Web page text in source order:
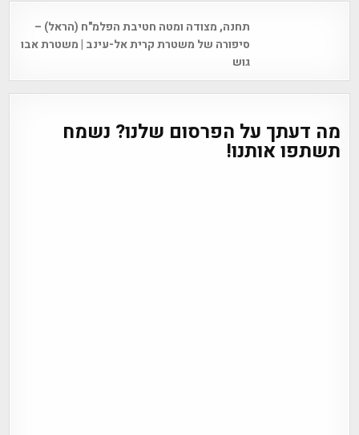
navigationתחנה, מצודה ומטה חטיבת הפלמ"ח (הראל) –
סיפורה של משטרת קרית אל-עינב | משטרת אבו
גוש
מה דעתך על הפרסום שלנו? נשמח
תשתפו אותנו!